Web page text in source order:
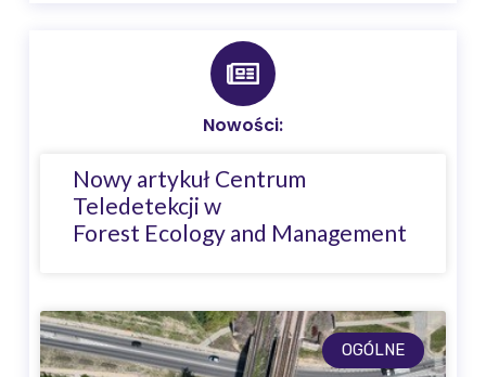
Nowości:
Nowy artykuł Centrum
Teledetekcji w
Forest Ecology and Management
OGÓLNE